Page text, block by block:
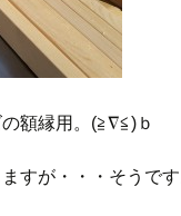
額縁用。(≧∇≦)ｂ
すが・・・そうです